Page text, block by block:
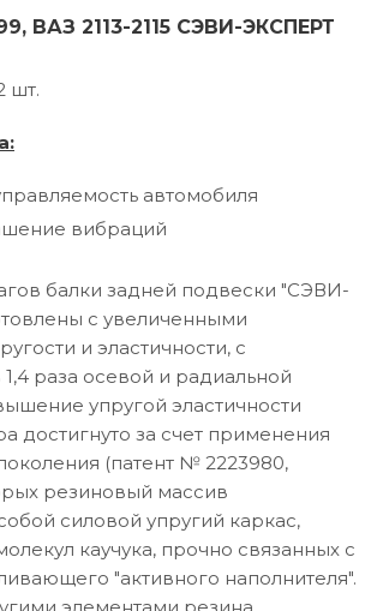
ВАЗ 2113-2115 СЭВИ-ЭКСПЕРТ
шт.
автомобиля
вибраций
балки задней подвески "СЭВИ-
с увеличенными
и эластичности, с
раза осевой и радиальной
упругой эластичности
достигнуто за счет применения
(патент № 2223980,
резиновый массив
силовой упругий каркас,
каучука, прочно связанных с
"активного наполнителя".